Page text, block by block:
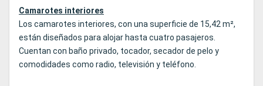
Camarotes interiores
Los camarotes interiores, con una superficie de 15,42 m²,
están diseñados para alojar hasta cuatro pasajeros.
Cuentan con baño privado, tocador, secador de pelo y
comodidades como radio, televisión y teléfono.